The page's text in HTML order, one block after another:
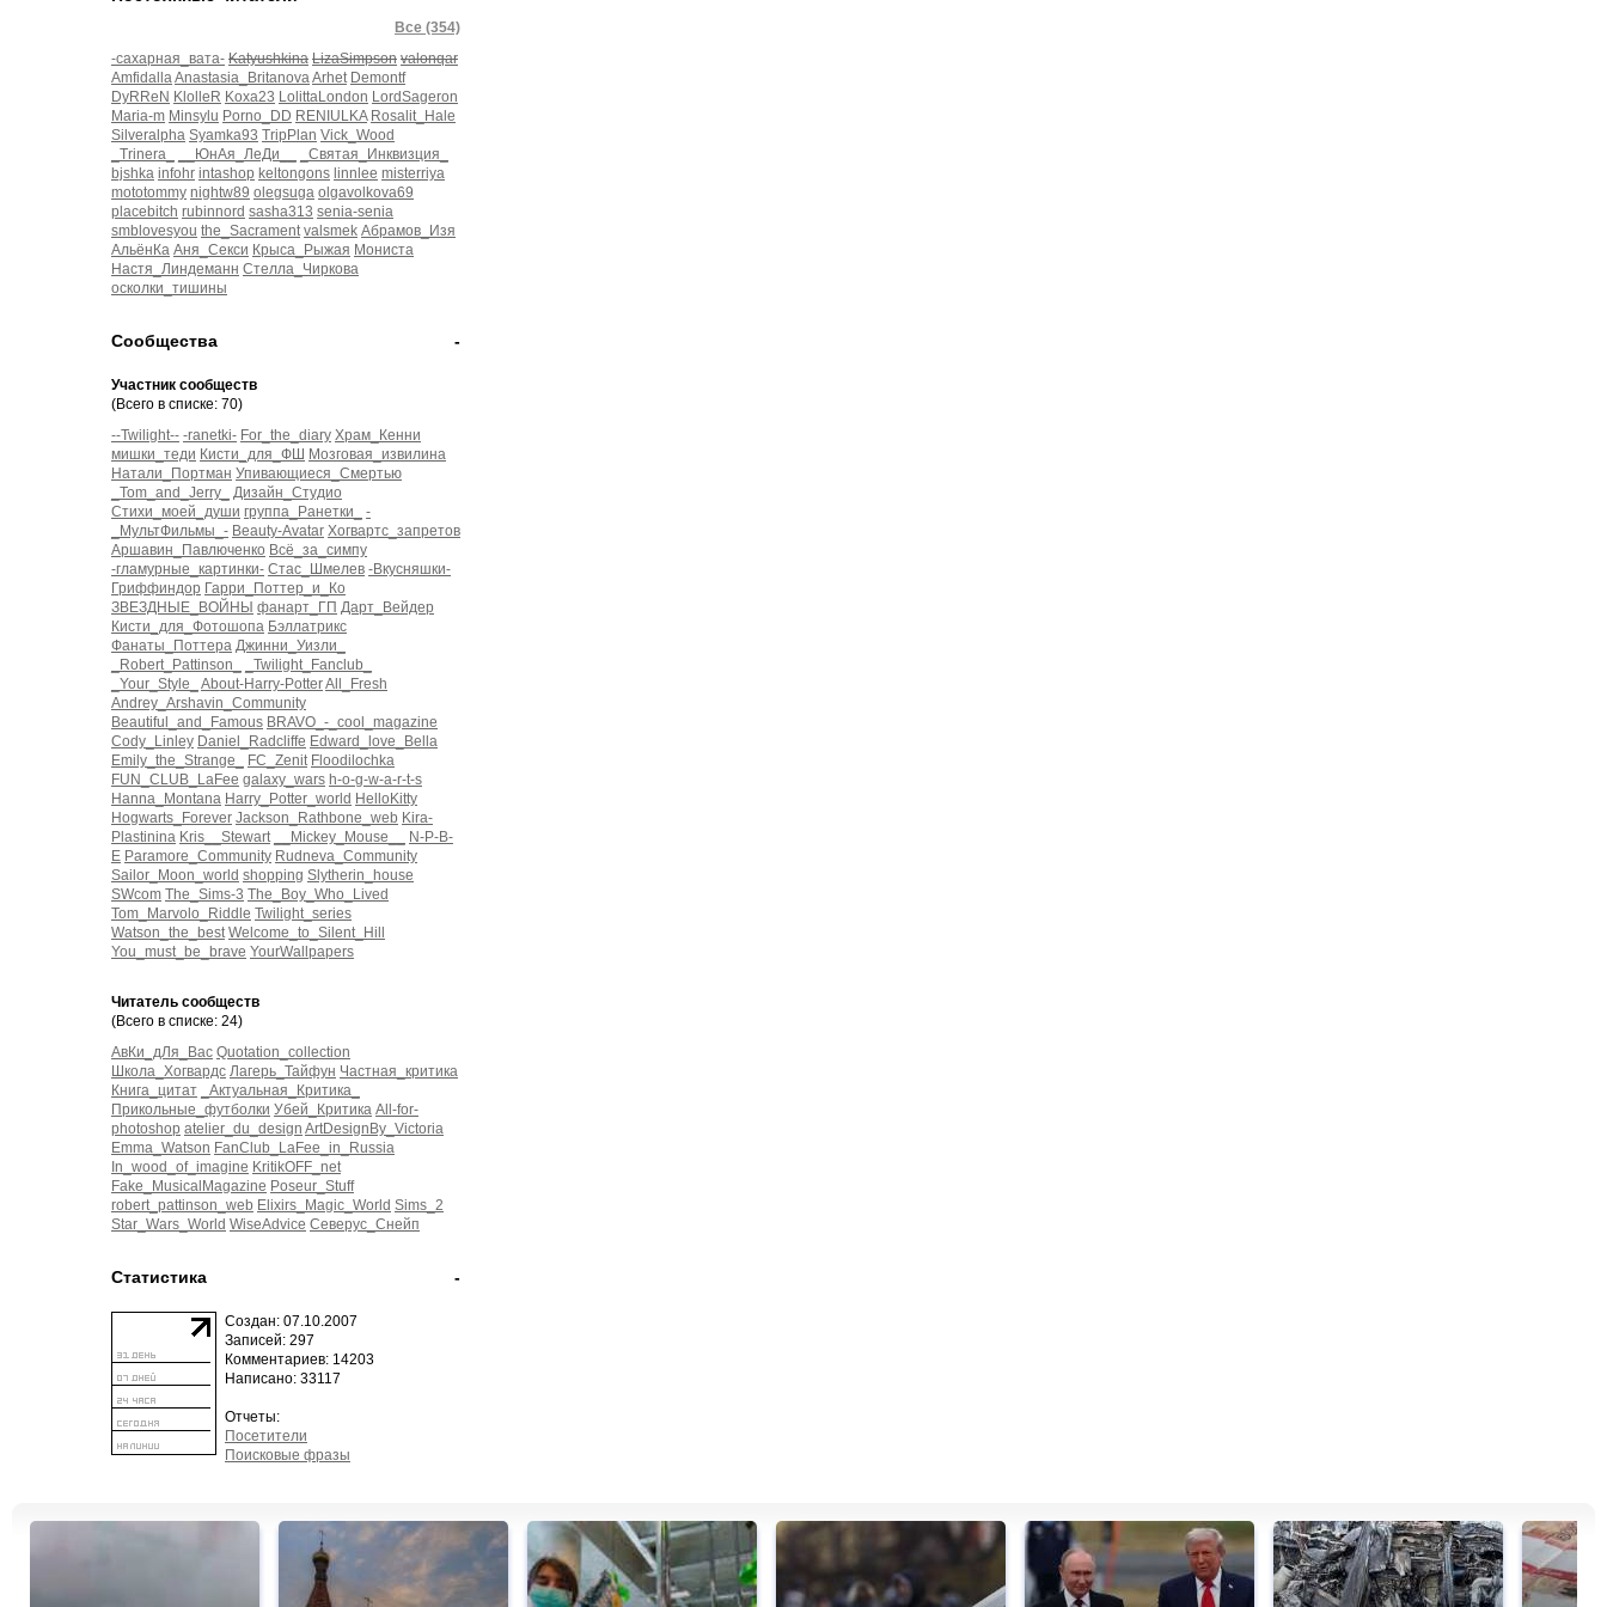
Все (354)
-сахарная_вата- Katyushkina LizaSimpson valonqar
AmfidallaAnastasia_BritanovaArhet Demontf
DyRReN KlolleR Koxa23 LolittaLondon LordSageron
Maria-m Minsylu Porno_DD RENIULKA Rosalit_Hale
Silveralpha Syamka93 TripPlan Vick_Wood
_Trinera_
__ЮнАя_ЛеДи__
_Святая_Инквизция_
bjshka infohr intashop keltongons linnlee misterriya
mototommy nightw89 olegsuga olgavolkova69
placebitch rubinnord sasha313 senia-senia
smblovesyou the_Sacrament valsmek Абрамов_Изя
АльёнКа Аня_Секси Крыса_Рыжая Мониста
Настя_Линдеманн Стелла_Чиркова
осколки_тишины
-
Сообщества
Участник сообществ
(Всего в списке: 70)
--Twilight-- -ranetki- For_the_diary Храм_Кенни
мишки_теди Кисти_для_ФШ Мозговая_извилина
Натали_Портман Упивающиеся_Смертью
_Tom_and_Jerry_
Дизайн_Студио
Стихи_моей_души группа_Ранетки_
-
_МультФильмы_- Beauty-Avatar Хогвартс_запретов
Аршавин_Павлюченко Всё_за_симпу
-гламурные_картинки- Стас_Шмелев -Вкусняшки-
Гриффиндор Гарри_Поттер_и_Ко
ЗВЕЗДНЫЕ_ВОЙНЫ фанарт_ГП Дарт_Вейдер
Кисти_для_Фотошопа Бэллатрикс
Фанаты_Поттера Джинни_Уизли_
_Robert_Pattinson_
_Twilight_Fanclub_
_Your_Style_
About-Harry-PotterAll_Fresh
Andrey_Arshavin_Community
Beautiful_and_Famous BRAVO_-_cool_magazine
Cody_Linley Daniel_Radcliffe Edward_love_Bella
Emily_the_Strange_
FC_Zenit Floodilochka
FUN_CLUB_LaFee galaxy_wars h-o-g-w-a-r-t-s
Hanna_Montana Harry_Potter_world HelloKitty
Hogwarts_Forever Jackson_Rathbone_web Kira-
Plastinina Kris__Stewart __Mickey_Mouse__
N-P-B-
E Paramore_Community Rudneva_Community
Sailor_Moon_world shopping Slytherin_house
SWcom The_Sims-3 The_Boy_Who_Lived
Tom_Marvolo_Riddle Twilight_series
Watson_the_best Welcome_to_Silent_Hill
You_must_be_brave YourWallpapers
Читатель сообществ
(Всего в списке: 24)
АвКи_дЛя_Вас Quotation_collection
Школа_Хогвардс Лагерь_Тайфун Частная_критика
Книга_цитат
_Актуальная_Критика_
Прикольные_футболки Убей_Критика All-for-
photoshop atelier_du_design ArtDesignBy_Victoria
Emma_Watson FanClub_LaFee_in_Russia
In_wood_of_imagine KritikOFF_net
Fake_MusicalMagazine Poseur_Stuff
robert_pattinson_web Elixirs_Magic_World Sims_2
Star_Wars_World WiseAdvice Северус_Снейп
-
Статистика
Создан: 07.10.2007
Записей: 297
Комментариев: 14203
Написано: 33117
Отчеты:
Посетители
Поисковые фразы